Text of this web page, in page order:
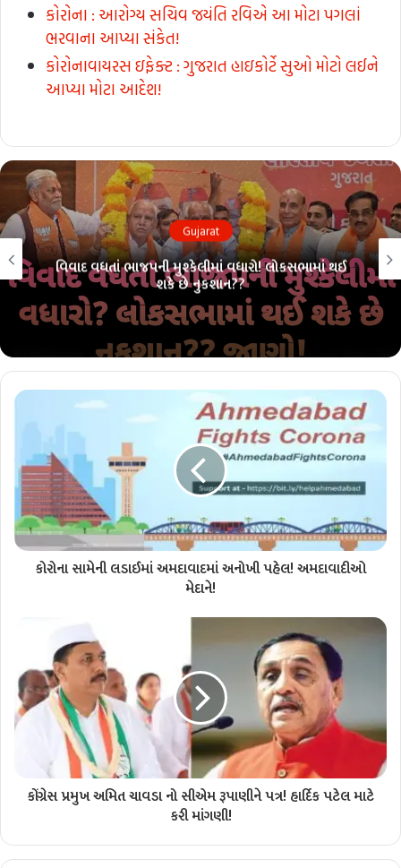
કોરોના : આરોગ્ય સચિવ જયંતિ રવિએ આ મોટા પગલાં
ભરવાના આપ્યા સંકેત!
કોરોનાવાયરસ ઇફેક્ટ : ગુજરાત હાઇકોર્ટે સુઓ મોટો લઈને
આપ્યા મોટા આદેશ!
Gujarat
વિવાદ વધતાં ભાજપની મુશ્કેલીમાં વધારો! લોકસભામાં થઈ
શકે છે નુકશાન??
કોરોના સામેની લડાઈમાં અમદાવાદમાં અનોખી પહેલ! અમદાવાદીઓ
મેદાને!
કોંગ્રેસ પ્રમુખ અમિત ચાવડા નો સીએમ રૂપાણીને પત્ર! હાર્દિક પટેલ માટે
કરી માંગણી!